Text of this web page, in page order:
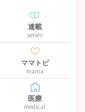
連載
series
ママトピ
mama
医療
medical